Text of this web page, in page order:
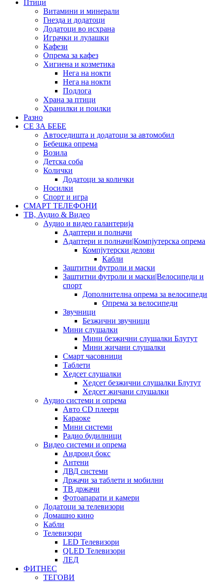
Птици
Витамини и минерали
Гнезда и додатоци
Додатоци во исхрана
Играчки и лулашки
Кафези
Опрема за кафез
Хигиена и козметика
Нега на нокти
Нега на нокти
Подлога
Храна за птици
Хранилки и поилки
Разно
СЕ ЗА БЕБЕ
Автоседишта и додатоци за автомобил
Бебешка опрема
Возила
Детска соба
Колички
Додатоци за колички
Носилки
Спорт и игра
СМАРТ ТЕЛЕФОНИ
ТВ, Аудио & Видео
Аудио и видео галантерија
Адаптери и полначи
Адаптери и полначи|Компјутерска опрема
Компјутерски делови
Кабли
Заштитни футроли и маски
Заштитни футроли и маски|Велосипеди и
спорт
Дополнителна опрема за велосипеди
Опрема за велосипеди
Звучници
Безжични звучници
Мини слушалки
Мини безжични слушалки Блутут
Мини жичани слушалки
Смарт часовници
Таблети
Хедсет слушалки
Хедсет безжични слушалки Блутут
Хедсет жичани слушалки
Аудио системи и опрема
Авто CD плеери
Караоке
Мини системи
Радио будилници
Видео системи и опрема
Андроид бокс
Антени
ДВД системи
Држачи за таблети и мобилни
ТВ држачи
Фотоапарати и камери
Додатоци за телевизори
Домашно кино
Кабли
Телевизори
LED Телевизори
QLED Телевизори
ЛЕД
ФИТНЕС
ТЕГОВИ